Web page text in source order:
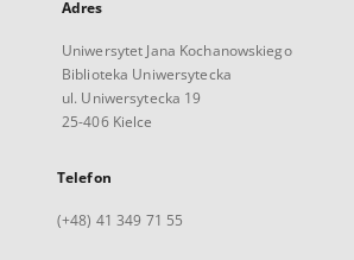
Adres
Uniwersytet Jana Kochanowskiego
Biblioteka Uniwersytecka
ul. Uniwersytecka 19
25-406 Kielce
Telefon
(+48) 41 349 71 55